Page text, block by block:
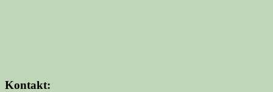
Kontakt: